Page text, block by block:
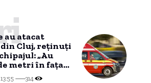
au atacat
Cluj, reținuți
„Au
metri în fața
blocat drumul”
314